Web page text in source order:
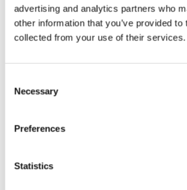
advertising and analytics partners who
other information that you’ve provided to
collected from your use of their services.
Selection
Necessary
Preferences
Statistics